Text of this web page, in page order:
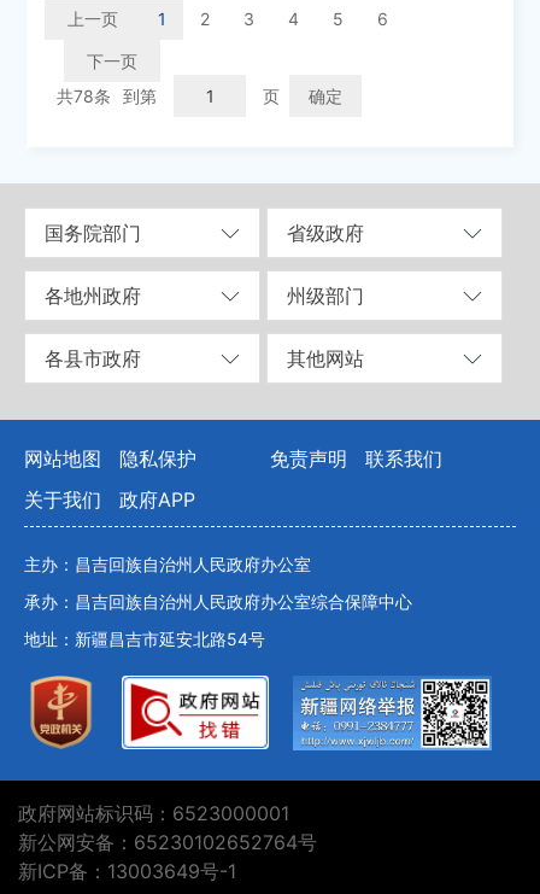
上一页 1 2 3 4 5 6
下一页
共78条
到第 页 确定
国务院部门 省级政府
各地州政府 州级部门
各县市政府 其他网站
网站地图 隐私保护 免责声明
联系我们
关于我们
政府APP
主办：昌吉回族自治州人民政府办公室
承办：昌吉回族自治州人民政府办公室综合保障中心
地址：新疆昌吉市延安北路54号
政府网站标识码：6523000001
新公网安备：65230102652764号
新ICP备：13003649号-1